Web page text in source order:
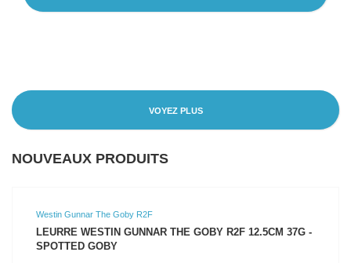
VOYEZ PLUS
NOUVEAUX PRODUITS
Westin Gunnar The Goby R2F
LEURRE WESTIN GUNNAR THE GOBY R2F 12.5CM 37G -
SPOTTED GOBY